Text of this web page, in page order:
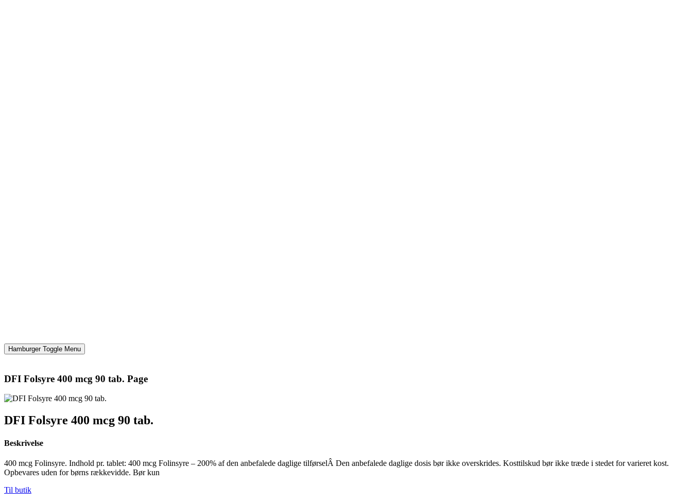
Hamburger Toggle Menu
DFI Folsyre 400 mcg 90 tab. Page
DFI Folsyre 400 mcg 90 tab.
Beskrivelse
400 mcg Folinsyre. Indhold pr. tablet: 400 mcg Folinsyre – 200% af den anbefalede daglige tilførselÂ Den anbefalede daglige dosis bør ikke overskrides. Kosttilskud bør ikke træde i stedet for varieret kost.
Opbevares uden for børns rækkevidde. Bør kun
Til butik